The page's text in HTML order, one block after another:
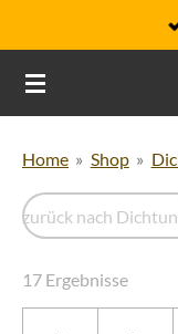
Hauptinhalt
springen
Home » Shop »
zurück nach
17 Ergebnisse